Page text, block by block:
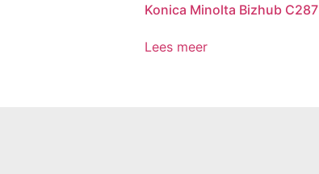
Konica Minolta Bizhub C287
Lees meer